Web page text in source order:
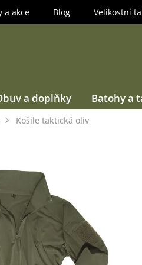
a akce Blog Velikostní
a doplňky Batohy a
Košile taktická oliv